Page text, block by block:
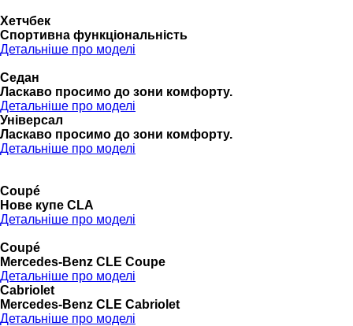
Хетчбек
Спортивна функціональність
Детальніше про моделі
Седан
Ласкаво просимо до зони комфорту.
Детальніше про моделі
Універсал
Ласкаво просимо до зони комфорту.
Детальніше про моделі
Coupé
Нове купе CLA
Детальніше про моделі
Coupé
Mercedes-Benz CLE Coupe
Детальніше про моделі
Cabriolet
Mercedes-Benz CLE Cabriolet
Детальніше про моделі